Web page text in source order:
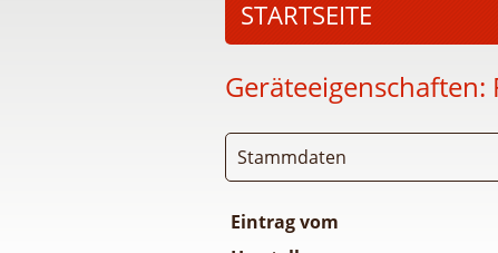
STARTSEITE
Geräteeigenschaften:
Stammdaten
Eintrag vom